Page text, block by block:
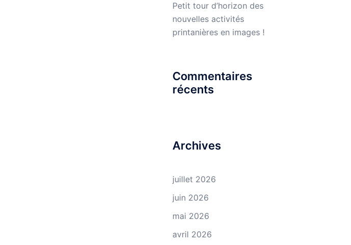
Petit tour d’horizon des
nouvelles activités
printanières en images !
Commentaires
récents
Archives
juillet 2026
juin 2026
mai 2026
avril 2026